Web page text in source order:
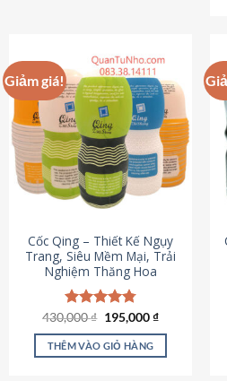
Giảm giá!
Cốc Qing – Thiết Kế Ngụy
Trang, Siêu Mềm Mại, Trải
Nghiệm Thăng Hoa
Được xếp
hạng4.78
5 sao
430,000₫ Giá
là:
430,000 ₫.
195,000₫Giá
tại
THÊM VÀO GIỎ HÀNG